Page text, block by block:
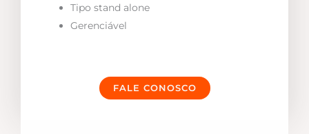
Tipo stand alone
Gerenciável
FALE CONOSCO